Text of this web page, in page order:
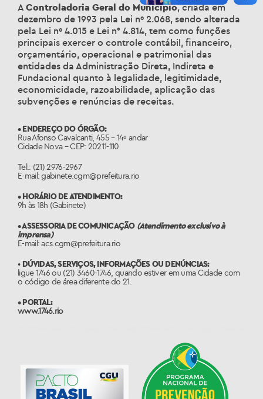
A Controladoria Geral do Município, criada em
dezembro de 1993 pela Lei nº 2.068, sendo alterada
pela Lei nº 4.015 e Lei n° 4.814, tem como funções
principais exercer o controle contábil, financeiro,
orçamentário, operacional e patrimonial das
entidades da Administração Direta, Indireta e
Fundacional quanto à legalidade, legitimidade,
economicidade, razoabilidade, aplicação das
subvenções e renúncias de receitas.
• ENDEREÇO DO ÓRGÃO:
Rua Afonso Cavalcanti, 455 – 14º andar
Cidade Nova – CEP: 20211-110
Tel.: (21) 2976-2967
E-mail: gabinete.cgm@prefeitura.rio
• HORÁRIO DE ATENDIMENTO:
9h às 18h (Gabinete)
• ASSESSORIA DE COMUNICAÇÃO (Atendimento exclusivo à
imprensa)
E-mail: acs.cgm@prefeitura.rio
•DÚVIDAS, SERVIÇOS, INFORMAÇÕES OU DENÚNCIAS:
ligue 1746 ou (21) 3460-1746, quando estiver em uma Cidade com
o código de área diferente do 21.
• PORTAL:
www.1746.rio